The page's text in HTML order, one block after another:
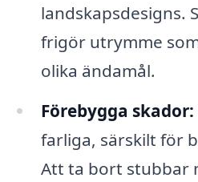
landskapsdesigns.
frigör utrymme
olika ändamål.
Förebygga skador:
farliga, särskilt för
Att ta bort stubbar